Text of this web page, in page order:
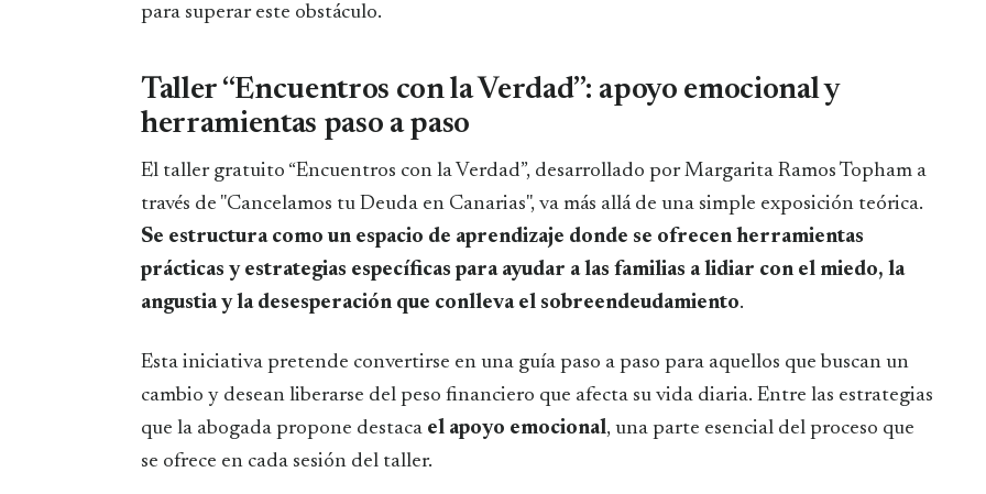
para superar este obstáculo.
Taller “Encuentros con la Verdad”: apoyo emocional y
herramientas paso a paso
El taller gratuito “Encuentros con la Verdad”, desarrollado por Margarita Ramos Topham a
través de "Cancelamos tu Deuda en Canarias", va más allá de una simple exposición teórica.
Se estructura como un espacio de aprendizaje donde se ofrecen herramientas
prácticas y estrategias específicas para ayudar a las familias a lidiar con el miedo, la
angustia y la desesperación que conlleva el sobreendeudamiento.
Esta iniciativa pretende convertirse en una guía paso a paso para aquellos que buscan un
cambio y desean liberarse del peso financiero que afecta su vida diaria. Entre las estrategias
que la abogada propone destaca el apoyo emocional, una parte esencial del proceso que
se ofrece en cada sesión del taller.